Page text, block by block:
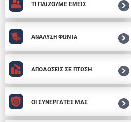
ΕΠΙΣΤΡΟΦΗ ΣΤΑ
ΤΙ ΠΑΙΖΟΥΜΕ ΕΜΕΙΣ
ΑΝΑΛΥΣΗ ΦΩΝΤΑ
ΑΠΟΔΟΣΕΙΣ ΣΕ ΠΤΩΣΗ
ΟΙ ΣΥΝΕΡΓΑΤΕΣ ΜΑΣ